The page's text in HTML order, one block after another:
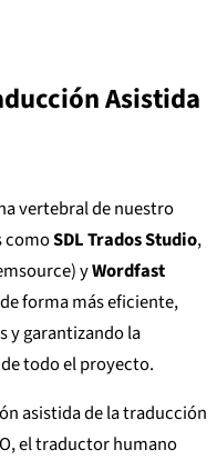
Asistida
vertebral de nuestro
comoSDL Trados Studio,
yWordfast
forma más eficiente,
y garantizando la
todo el proyecto.
asistida de la traducción
el traductor humano